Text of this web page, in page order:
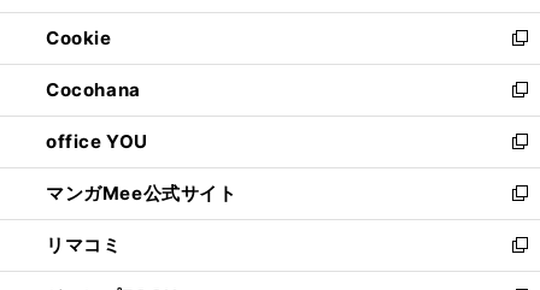
開
く
ウ
で
開
く
ン
ド
ウ
で
開
く
ウ
ィ
ン
ド
ウ
で
開
く
Cookie
新
し
い
ウ
ィ
ン
ド
ウ
で
開
Cocohana
新
し
い
ウ
ィ
ン
ド
ウ
office YOU
新
し
い
ウ
ィ
ン
マンガMee公式サイト
新
し
い
ウ
リマコミ
新
し